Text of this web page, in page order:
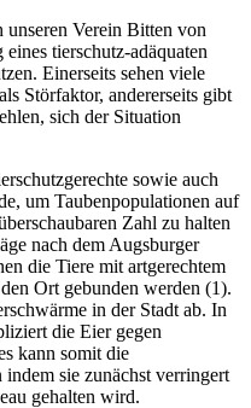
unseren Verein Bitten von
tierschutz-adäquaten
Einerseits sehen viele
Störfaktor, andererseits gibt
sich der Situation
sowie auch
um Taubenpopulationen auf
Zahl zu halten
nach dem Augsburger
die Tiere mit artgerechtem
Ort gebunden werden (1).
in der Stadt ab. In
die Eier gegen
kann somit die
sie zunächst verringert
gehalten wird.